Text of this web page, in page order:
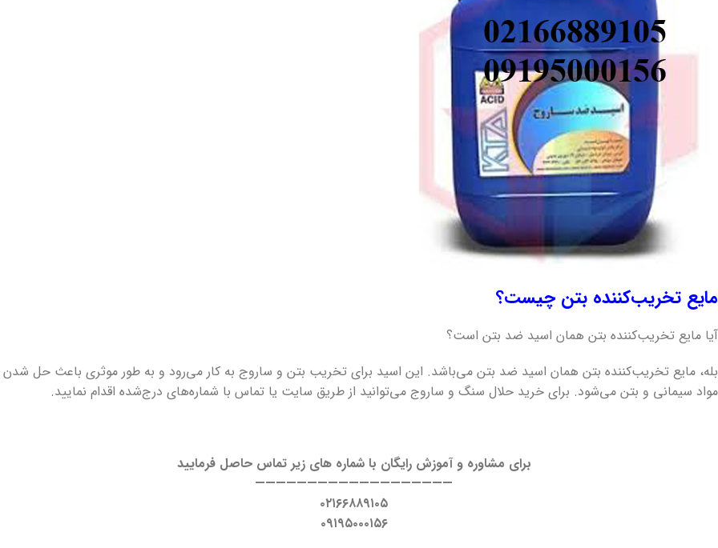
مایع تخریب‌کننده بتن چیست؟
آیا مایع تخریب‌کننده بتن همان اسید ضد بتن است؟
بله، مایع تخریب‌کننده بتن همان اسید ضد بتن می‌باشد. این اسید برای تخریب بتن و ساروج به کار می‌رود و به طور موثری باعث حل شدن
مواد سیمانی و بتن می‌شود. برای خرید حلال سنگ و ساروج می‌توانید از طریق سایت یا تماس با شماره‌های درج‌شده اقدام نمایید.
برای مشاوره و آموزش رایگان با شماره های زیر تماس حاصل فرمایید
———————————————————
۰۲۱۶۶۸۸۹۱۰۵
۰۹۱۹۵۰۰۰۱۵۶